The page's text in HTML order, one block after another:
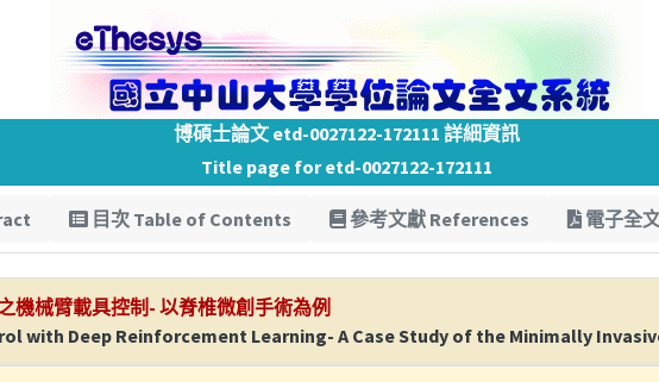
博碩士論文 etd-0027122-172111 詳細資訊
Title page for etd-0027122-172111
目次 Table of Contents 參考文獻 References 電子全
機械臂載具控制- 以脊椎微創手術為例
with Deep Reinforcement Learning- A Case Study of the Minimally